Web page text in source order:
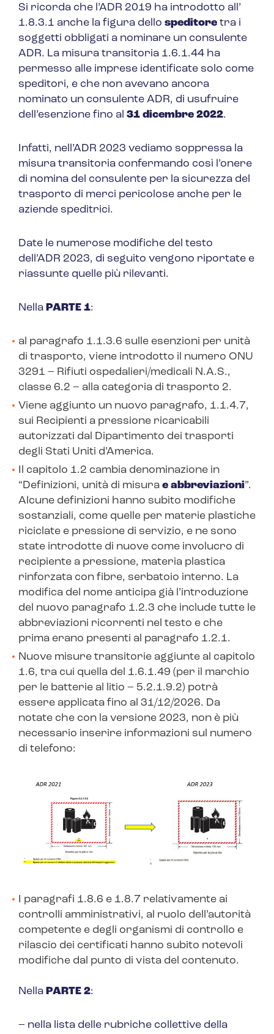
Si ricorda che l’ADR 2019 ha introdotto all’
1.8.3.1 anche la figura dello speditore tra i
soggetti obbligati a nominare un consulente
ADR. La misura transitoria 1.6.1.44 ha
permesso alle imprese identificate solo come
speditori, e che non avevano ancora
nominato un consulente ADR, di usufruire
dell’esenzione fino al 31 dicembre 2022.
Infatti, nell’ADR 2023 vediamo soppressa la
misura transitoria confermando così l’onere
di nomina del consulente per la sicurezza del
trasporto di merci pericolose anche per le
aziende speditrici.
Date le numerose modifiche del testo
dell’ADR 2023, di seguito vengono riportate e
riassunte quelle più rilevanti.
Nella PARTE 1:
al paragrafo 1.1.3.6 sulle esenzioni per unità
di trasporto, viene introdotto il numero ONU
3291 – Rifiuti ospedalieri/medicali N.A.S.,
classe 6.2 – alla categoria di trasporto 2.
Viene aggiunto un nuovo paragrafo, 1.1.4.7,
sui Recipienti a pressione ricaricabili
autorizzati dal Dipartimento dei trasporti
degli Stati Uniti d’America.
Il capitolo 1.2 cambia denominazione in
“Definizioni, unità di misura e abbreviazioni”.
Alcune definizioni hanno subito modifiche
sostanziali, come quelle per materie plastiche
riciclate e pressione di servizio, e ne sono
state introdotte di nuove come involucro di
recipiente a pressione, materia plastica
rinforzata con fibre, serbatoio interno. La
modifica del nome anticipa già l’introduzione
del nuovo paragrafo 1.2.3 che include tutte le
abbreviazioni ricorrenti nel testo e che
prima erano presenti al paragrafo 1.2.1.
Nuove misure transitorie aggiunte al capitolo
1.6, tra cui quella del 1.6.1.49 (per il marchio
per le batterie al litio – 5.2.1.9.2) potrà
essere applicata fino al 31/12/2026. Da
notate che con la versione 2023, non è più
necessario inserire informazioni sul numero
di telefono:
I paragrafi 1.8.6 e 1.8.7 relativamente ai
controlli amministrativi, al ruolo dell’autorità
competente e degli organismi di controllo e
rilascio dei certificati hanno subito notevoli
modifiche dal punto di vista del contenuto.
Nella PARTE 2:
– nella lista delle rubriche collettive della